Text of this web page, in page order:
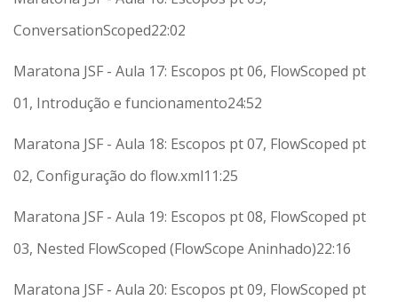
ConversationScoped22:02
Maratona JSF - Aula 17: Escopos pt 06, FlowScoped pt
01, Introdução e funcionamento24:52
Maratona JSF - Aula 18: Escopos pt 07, FlowScoped pt
02, Configuração do flow.xml11:25
Maratona JSF - Aula 19: Escopos pt 08, FlowScoped pt
03, Nested FlowScoped (FlowScope Aninhado)22:16
Maratona JSF - Aula 20: Escopos pt 09, FlowScoped pt